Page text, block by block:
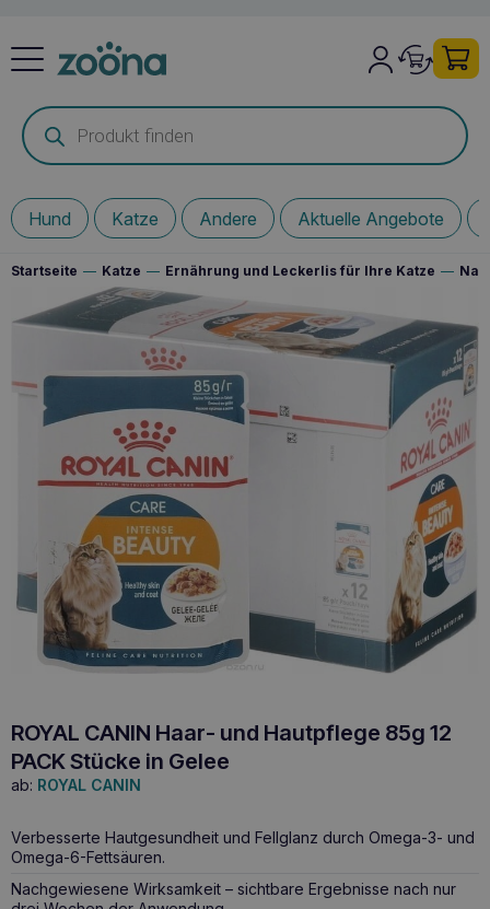
Products
search
Hund Katze Andere Aktuelle Angebote
Startseite — Katze — Ernährung und Leckerlis für Ihre Katze —
ROYAL CANIN Haar- und Hautpflege 85g 12
PACK Stücke in Gelee
ab: ROYAL CANIN
Verbesserte Hautgesundheit und Fellglanz durch Omega-3- und
Omega-6-Fettsäuren.
Nachgewiesene Wirksamkeit – sichtbare Ergebnisse nach nur